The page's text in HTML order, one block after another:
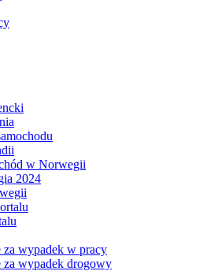
w Norwegii
2024
za wypadek w pracy
za wypadek drogowy